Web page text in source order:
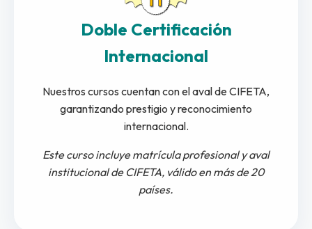
Doble Certificación
Internacional
Nuestros cursos cuentan con el aval de CIFETA,
garantizando prestigio y reconocimiento
internacional.
Este curso incluye matrícula profesional y aval
institucional de CIFETA, válido en más de 20
países.